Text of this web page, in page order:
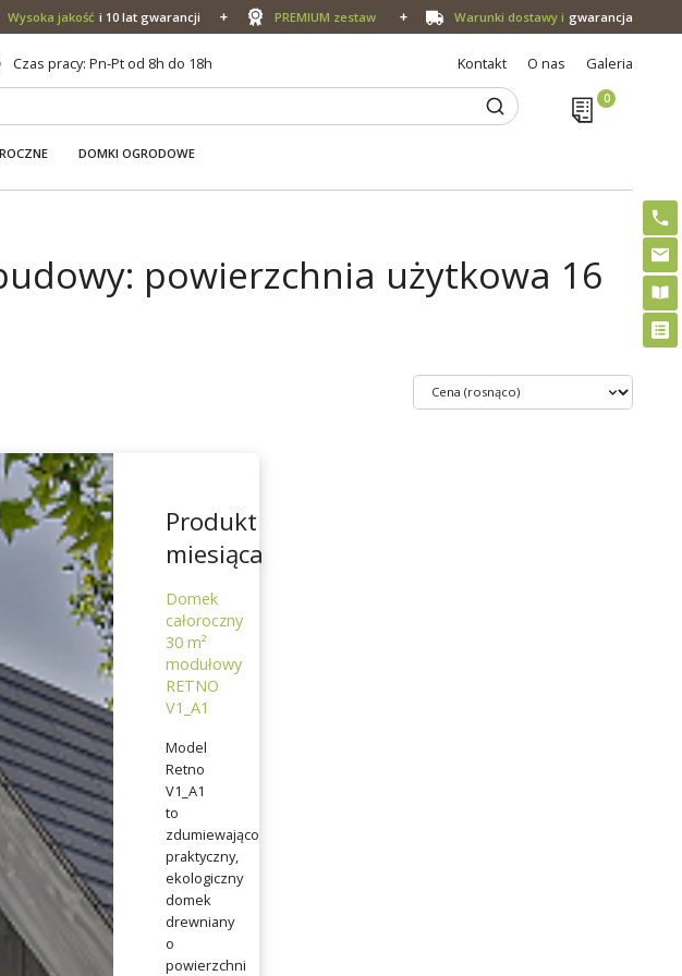
Wysoka jakość i 10 lat gwarancji PREMIUM zestaw Warunki dostawy i gwarancja
Czas pracy: Pn-Pt od 8h do 18h Kontakt O nas Galeria
DOMKI OGRODOWE
powierzchnia użytkowa 16
Produkt
miesiąca
Domek
całoroczny
30 m²
modułowy
RETNO
V1_A1
Model
Retno
V1_A1
to
zdumiewająco
praktyczny,
ekologiczny
domek
drewniany
o
powierzchni